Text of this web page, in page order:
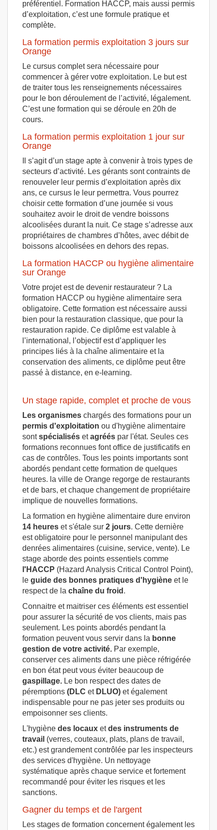
préférentiel. Formation HACCP, mais aussi permis
d’exploitation, c’est une formule pratique et
complète.
La formation permis exploitation 3 jours sur
Orange
Le cursus complet sera nécessaire pour
commencer à gérer votre exploitation. Le but est
de traiter tous les renseignements nécessaires
pour le bon déroulement de l’activité, légalement.
C’est une formation qui se déroule en 20h de
cours.
La formation permis exploitation 1 jour sur
Orange
Il s’agit d’un stage apte à convenir à trois types de
secteurs d’activité. Les gérants sont contraints de
renouveler leur permis d’exploitation après dix
ans, ce cursus le leur permettra. Vous pourrez
choisir cette formation d’une journée si vous
souhaitez avoir le droit de vendre boissons
alcoolisées durant la nuit. Ce stage s’adresse aux
propriétaires de chambres d’hôtes, avec débit de
boissons alcoolisées en dehors des repas.
La formation HACCP ou hygiène alimentaire
sur Orange
Votre projet est de devenir restaurateur ? La
formation HACCP ou hygiène alimentaire sera
obligatoire. Cette formation est nécessaire aussi
bien pour la restauration classique, que pour la
restauration rapide. Ce diplôme est valable à
l’international, l’objectif est d’appliquer les
principes liés à la chaîne alimentaire et la
conservation des aliments, ce diplôme peut être
passé à distance, en e-learning.
Un stage rapide, complet et proche de vous
Les organismes chargés des formations pour un
permis d'exploitation ou d'hygiène alimentaire
sontspécialisés etagréés par l'état. Seules ces
formations reconnues font office de justificatifs en
cas de contrôles. Tous les points importants sont
abordés pendant cette formation de quelques
heures. la ville de Orange regorge de restaurants
et de bars, et chaque changement de propriétaire
implique de nouvelles formations.
La formation en hygiène alimentaire dure environ
14 heures et s'étale sur 2 jours. Cette dernière
est obligatoire pour le personnel manipulant des
denrées alimentaires (cuisine, service, vente). Le
stage aborde des points essentiels comme
l'HACCP (Hazard Analysis Critical Control Point),
le guide des bonnes pratiques d'hygiène et le
respect de la chaîne du froid .
Connaitre et maitriser ces éléments est essentiel
pour assurer la sécurité de vos clients, mais pas
seulement. Les points abordés pendant la
formation peuvent vous servir dans la bonne
gestion de votre activité. Par exemple,
conserver ces aliments dans une pièce réfrigérée
en bon état peut vous éviter beaucoup de
gaspillage. Le bon respect des dates de
péremptions (DLC et DLUO) et également
indispensable pour ne pas jeter ses produits ou
empoisonner ses clients.
L'hygiène des locaux etdes instruments de
travail (verres, couteaux, plats, plans de travail,
etc.) est grandement contrôlée par les inspecteurs
des services d'hygiène. Un nettoyage
systématique après chaque service et fortement
recommandé pour éviter les risques et les
sanctions.
Gagner du temps et de l'argent
Les stages de formation concernent également les